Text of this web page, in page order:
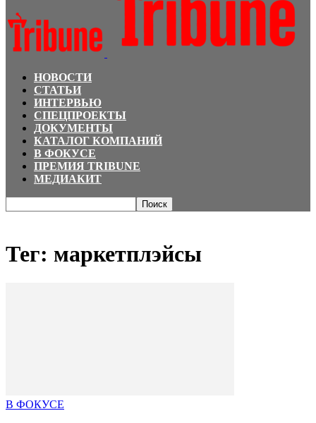
НОВОСТИ
СТАТЬИ
ИНТЕРВЬЮ
СПЕЦПРОЕКТЫ
ДОКУМЕНТЫ
КАТАЛОГ КОМПАНИЙ
В ФОКУСЕ
ПРЕМИЯ TRIBUNE
МЕДИАКИТ
Тег: маркетплэйсы
В ФОКУСЕ